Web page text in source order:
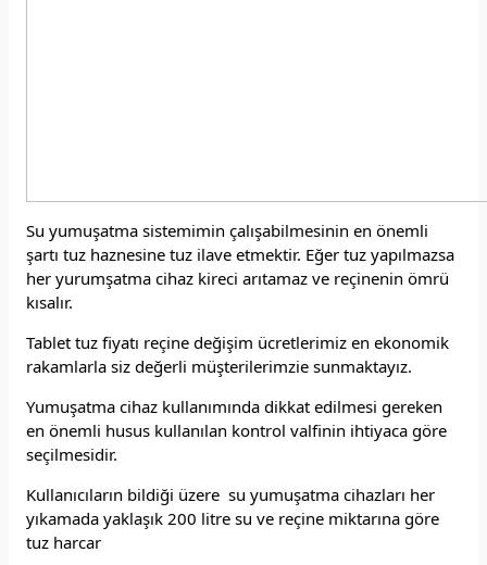
Su yumuşatma sistemimin çalışabilmesinin en önemli
şartı tuz haznesine tuz ilave etmektir. Eğer tuz yapılmazsa
her yurumşatma cihaz kireci arıtamaz ve reçinenin ömrü
kısalır.
Tablet tuz fiyatı reçine değişim ücretlerimiz en ekonomik
rakamlarla siz değerli müşterilerimzie sunmaktayız.
Yumuşatma cihaz kullanımında dikkat edilmesi gereken
en önemli husus kullanılan kontrol valfinin ihtiyaca göre
seçilmesidir.
Kullanıcıların bildiği üzere su yumuşatma cihazları her
yıkamada yaklaşık 200 litre su ve reçine miktarına göre
tuz harcar